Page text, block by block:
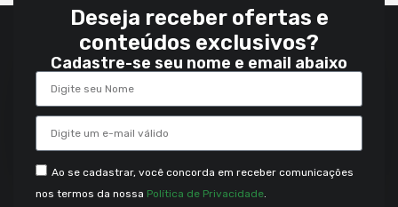
Deseja receber ofertas e
conteúdos exclusivos?
Cadastre-se seu nome e email abaixo
Ao se cadastrar, você concorda em receber comunicações
nos termos da nossa Política de Privacidade.